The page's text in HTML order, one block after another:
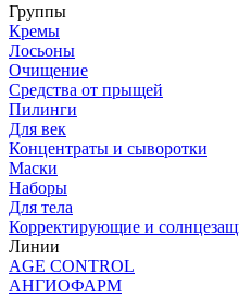
Группы
Кремы
Лосьоны
Очищение
Средства от прыщей
Пилинги
Для век
Концентраты и сыворотки
Маски
Наборы
Для тела
Корректирующие и
Линии
AGE CONTROL
АНГИОФАРМ